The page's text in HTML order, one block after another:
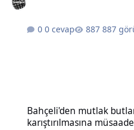
0 cevap 887
Bahçeli'den mutlak
karıştırılmasına